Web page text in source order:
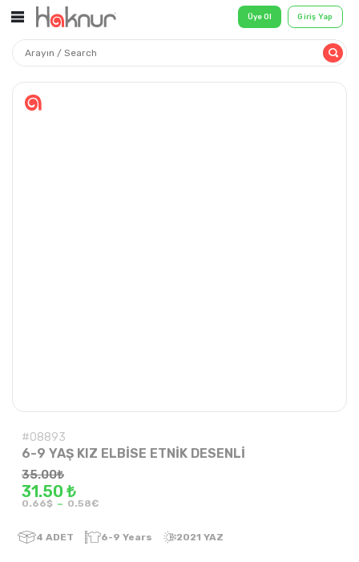
Üye Ol
#08893
6-9 YAŞ KIZ ELBİSE ETNİK DESENLİ
35.00₺
31.50 ₺
0.66$ - 0.58€
4 ADET 6-9 Years 2021 YAZ